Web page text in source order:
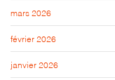
mars 2026
février 2026
janvier 2026